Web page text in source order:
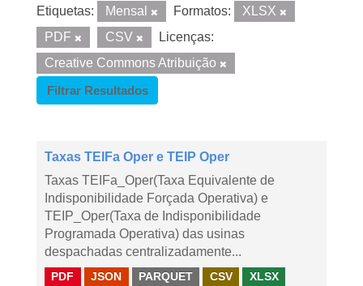
Etiquetas: Mensal Formatos:
XLSX
PDF
CSV
Licenças:
Creative Commons Atribuição
Filtrar Resultados
Taxas TEIFa Oper e TEIP Oper
Taxas TEIFa_Oper(Taxa Equivalente de
Indisponibilidade Forçada Operativa) e
TEIP_Oper(Taxa de Indisponibilidade
Programada Operativa) das usinas
despachadas centralizadamente...
PDF JSON PARQUET CSV XLSX